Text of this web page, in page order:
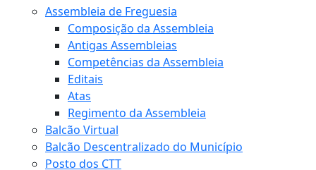
Assembleia de Freguesia
Composição da Assembleia
Antigas Assembleias
Competências da Assembleia
Editais
Atas
Regimento da Assembleia
Balcão Virtual
Balcão Descentralizado do Município
Posto dos CTT